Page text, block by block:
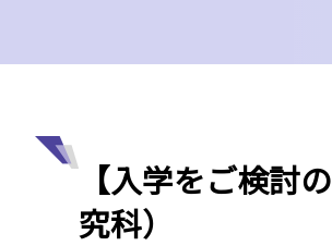
【入学をご検討
究科）